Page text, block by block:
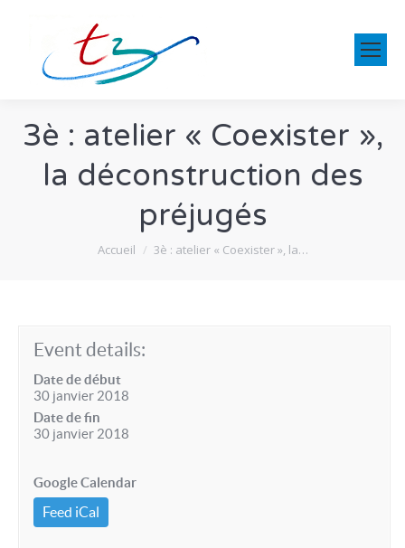
3è : atelier « Coexister »,
la déconstruction des
préjugés
Vous êtes ici :
Accueil 3è : atelier « Coexister », la…
Event details:
Date de début
30 janvier 2018
Date de fin
30 janvier 2018
Google Calendar
Feed iCal